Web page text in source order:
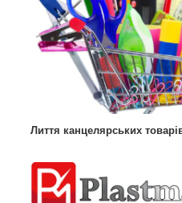
Лиття канцелярських